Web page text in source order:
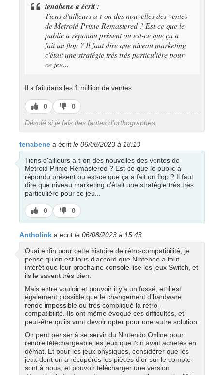
tenabene a écrit :
Tiens d'ailleurs a-t-on des nouvelles des ventes
de Metroid Prime Remastered ? Est-ce que le
public a répondu présent ou est-ce que ça a
fait un flop ? Il faut dire que niveau marketing
c'était une stratégie très très particulière pour
ce jeu...
Il a fait dans les 1 million de ventes
J’aime
0
J’aime
pas
0
Désolé si je fais des fautes d'orthographes.
tenabene a écrit le 06/08/2023 à 18:13
Tiens d'ailleurs a-t-on des nouvelles des ventes de
Metroid Prime Remastered ? Est-ce que le public a
répondu présent ou est-ce que ça a fait un flop ? Il faut
dire que niveau marketing c'était une stratégie très très
particulière pour ce jeu...
J’aime
0
J’aime
pas
0
Antholink a écrit le 06/08/2023 à 15:43
Ouai enfin pour cette histoire de rétro-compatibilité, je
pense qu’on est tous d’accord que Nintendo a tout
intérêt que leur prochaine console lise les jeux Switch, et
ils le savent très bien.
Mais entre vouloir et pouvoir il y’a un fossé, et il est
également possible que le changement d’hardware
rende impossible ou très compliqué la rétro-
compatibilité. Ils ont même évoqué ces difficultés, et
peut-être qu’ils vont devoir opter pour une autre solution.
On peut penser à se servir du Nintendo Online pour
rendre téléchargeable les jeux que l’on avait achetés en
démat. Et pour les jeux physiques, considérer que les
jeux dont on a récupérés les pièces d’or sur le compte
sont à nous, et pouvoir télécharger une version